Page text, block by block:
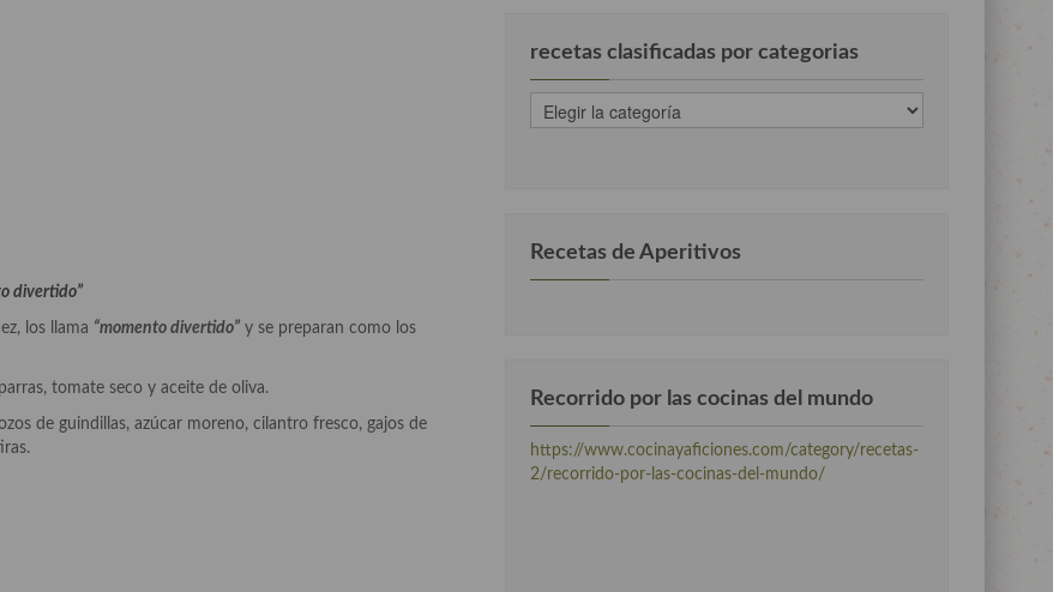
divertido”
los llama “momento divertido” y se preparan como los
tomate seco y aceite de oliva.
de guindillas, azúcar moreno, cilantro fresco, gajos de
recetas clasificadas por categorias
recetas
clasificadas
Recetas de Aperitivos
Recorrido por las cocinas del mundo
https://www.cocinayaficiones.com/category/recetas-
2/recorrido-por-las-cocinas-del-mundo/